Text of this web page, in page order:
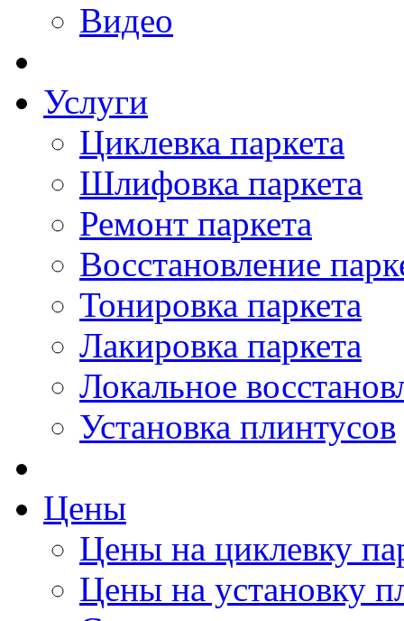
Видео
Услуги
Циклевка паркета
Шлифовка паркета
Ремонт паркета
Восстановление
Тонировка паркета
Лакировка паркета
Локальное
Установка плинтусов
Цены
Цены на циклевку
Цены на установку